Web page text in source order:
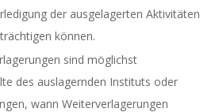
der ausgelagerten Aktivitäten
können.
sind möglichst
des auslagernden Instituts oder
wann Weiterverlagerungen